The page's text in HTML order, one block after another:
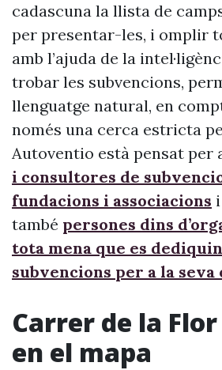
cadascuna la llista de
per presentar-les, i omplir
amb l’ajuda de la
trobar les subvencions,
llenguatge natural, en
només una cerca estricta
Autoventio està pensat per
i consultores de
fundacions i associacions i
també persones dins
tota mena que es
subvencions per a la
Carrer de la
en el mapa